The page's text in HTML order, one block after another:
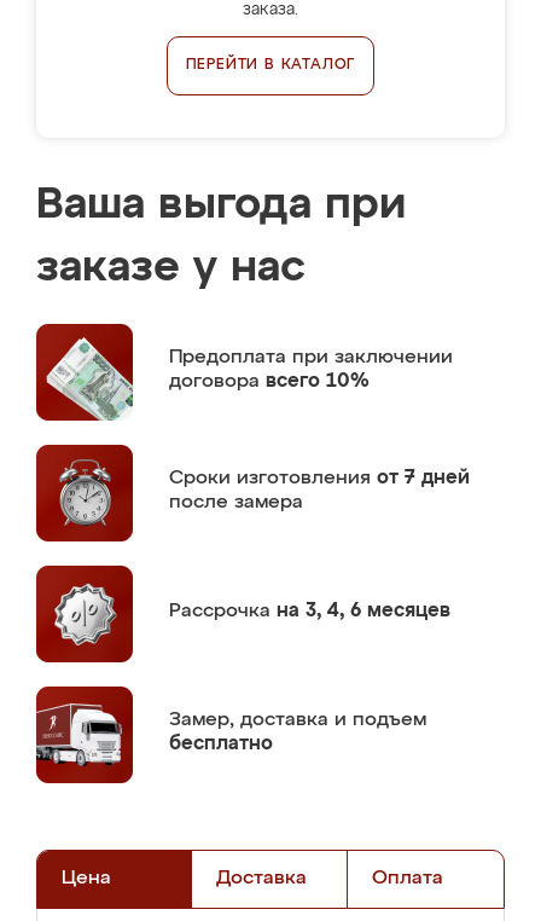
заказа.
ПЕРЕЙТИ В КАТАЛОГ
Ваша выгода при
заказе у нас
Предоплата при заключении
договора всего 10%
Сроки изготовления от 7 дней
после замера
Рассрочка на 3, 4, 6 месяцев
Замер, доставка и подъем
бесплатно
Цена Доставка Оплата